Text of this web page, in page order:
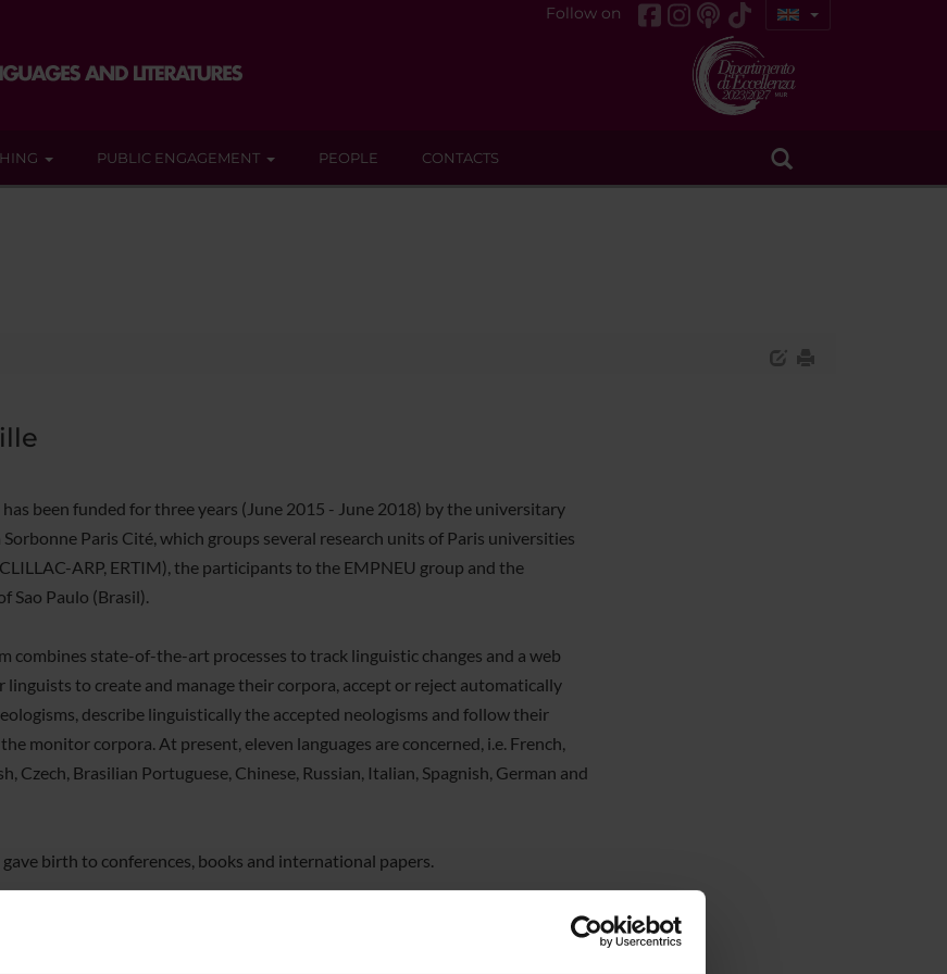
Follow on
PUBLIC ENGAGEMENT PEOPLE CONTACTS
been funded for three years (June 2015 - June 2018) by the universitary
Paris Cité, which groups several research units of Paris universities
ARP, ERTIM), the participants to the EMPNEU group and the
Sao Paulo (Brasil).
combines state-of-the-art processes to track linguistic changes and a web
linguists to create and manage their corpora, accept or reject automatically
describe linguistically the accepted neologisms and follow their
monitor corpora. At present, eleven languages are concerned, i.e. French,
Czech, Brasilian Portuguese, Chinese, Russian, Italian, Spagnish, German and
birth to conferences, books and international papers.